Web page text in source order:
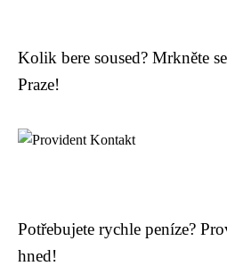
Kolik bere soused? Mrkněte
Praze!
Potřebujete rychle peníze?
hned!